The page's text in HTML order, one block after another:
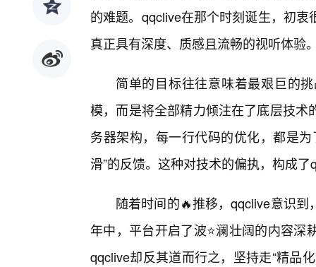
的难题。qqclive在那个时刻诞生，初
真正具有深度、质感且流畅的视听体验
简单的目标往往意味着最艰巨的
模，而是将全部精力倾注在了底层技
务器架构，每一行代码的优化，都是
滑”的反馈。这种对技术的偏执，构成
随着时间的🔥推移，qqclive意识
年中，平台开启了波⭐澜壮阔的内容
qqclive却反其道而行之，坚持走“精品